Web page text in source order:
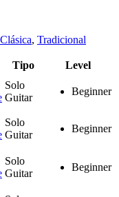
Clásica, Tradicional
Tipo Level
Solo
Guitar
Beginner
Solo
Guitar
Beginner
Solo
Guitar
Beginner